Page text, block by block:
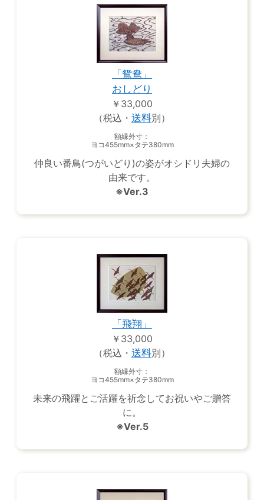
「鴛鴦」
おしどり
￥33,000
（税込・ 送料別）
額縁外寸：
ヨコ455mm×タテ380mm
仲良い番鳥(つがいどり)の姿がオシドリ夫婦の
由来です。
※Ver.3
「飛翔」
￥33,000
（税込・ 送料別）
額縁外寸：
ヨコ455mm×タテ380mm
未来の飛躍とご活躍を祈念してお祝いやご贈答
に。
※Ver.5